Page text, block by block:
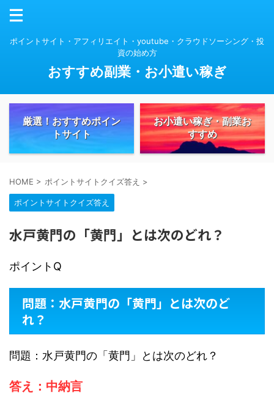
ポイントサイト・アフィリエイト・youtube・クラウドソーシング・投
資の始め方
おすすめ副業・お小遣い稼ぎ
厳選！おすすめポイン
トサイト
お小遣い稼ぎ・副業お
すすめ
HOME > ポイントサイトクイズ答え >
ポイントサイトクイズ答え
水戸黄門の「黄門」とは次のどれ？
ポイントQ
問題：水戸黄門の「黄門」とは次のど
れ？
問題：水戸黄門の「黄門」とは次のどれ？
答え：中納言